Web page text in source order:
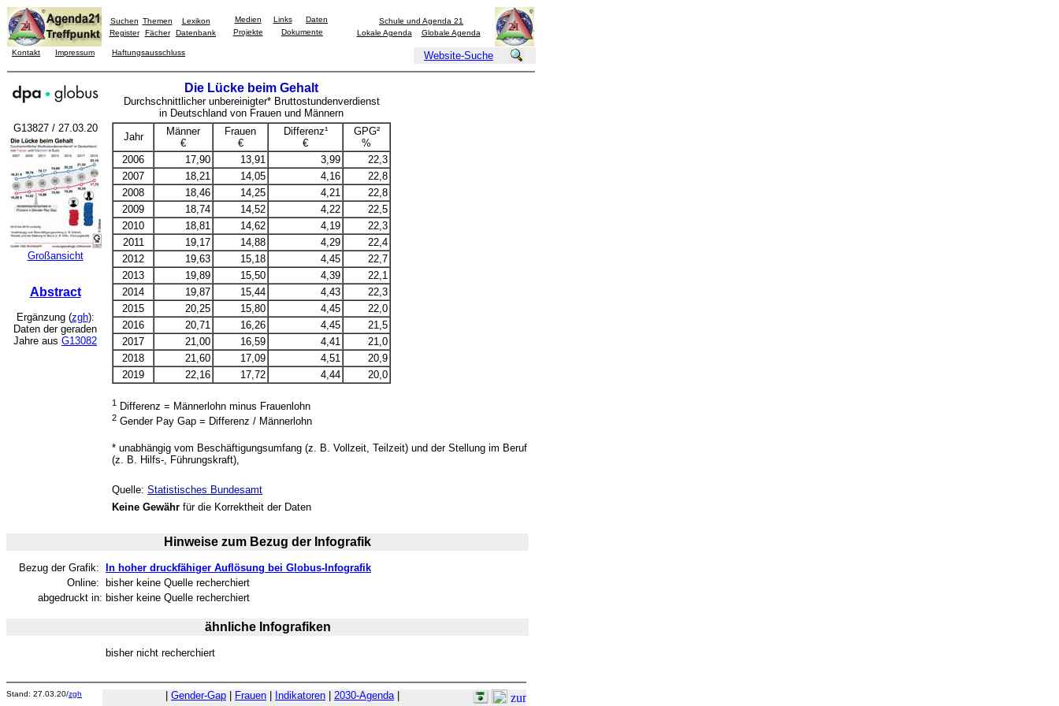
Suchen Themen
Lexikon
Register
Fächer Datenbank
Medien Links
Daten
Projekte
Dokumente
Schule und Agenda 21
Lokale Agenda
Globale Agenda
Kontakt Impressum Haftungsausschluss Website-Suche
Die Lücke beim Gehalt
Durchschnittlicher unbereinigter* Bruttostundenverdienst
in Deutschland von Frauen und Männern
G13827 / 27.03.20
Großansicht
Abstract
Ergänzung (zgh):
Daten der geraden
Jahre aus G13082
Jahr
Männer
€
Frauen
€
Differenz¹
€
GPG²
%
2006
17,90 13,91 3,99
22,3
2007
18,21 14,05 4,16
22,8
2008
18,46 14,25 4,21
22,8
2009
18,74 14,52 4,22
22,5
2010
18,81 14,62 4,19
22,3
2011
19,17 14,88 4,29
22,4
2012
19,63 15,18 4,45
22,7
2013
19,89 15,50 4,39
22,1
2014
19,87 15,44 4,43
22,3
2015
20,25 15,80 4,45
22,0
2016
20,71 16,26 4,45
21,5
2017
21,00 16,59 4,41
21,0
2018
21,60 17,09 4,51
20,9
2019
22,16 17,72 4,44 20,0
1 Differenz = Männerlohn minus Frauenlohn
2 Gender Pay Gap = Differenz / Männerlohn
* unabhängig vom Beschäftigungsumfang (z. B. Vollzeit, Teilzeit) und der Stellung im Beruf
(z. B. Hilfs-, Führungskraft),
Quelle: Statistisches Bundesamt
Keine Gewähr für die Korrektheit der Daten
Hinweise zum Bezug der Infografik
Bezug der Grafik:
In hoher druckfähiger Auflösung bei Globus-Infografik
Online:
bisher keine Quelle recherchiert
abgedruckt in: bisher keine Quelle recherchiert
ähnliche Infografiken
bisher nicht recherchiert
Stand: 27.03.20/zgh Gender-Gap Frauen Indikatoren 2030-Agenda|